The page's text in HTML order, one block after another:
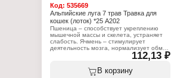
Код: 535669
Альпийские луга 7 трав Травка для
кошек (лоток) *25 А202
Пшеница – способствует укреплению
мышечной массы и скелета, устраняет
слабость. Ячмень – стимулирует
деятельность мозга, нормализует обмен
веществ, стимулирует рост и развитие.
Овёс – помогает восстановить
мышечную силу, улучшить рефлексы,
повысить стрессоустойчивость. Рожь –
112,13 ₽
В корзину